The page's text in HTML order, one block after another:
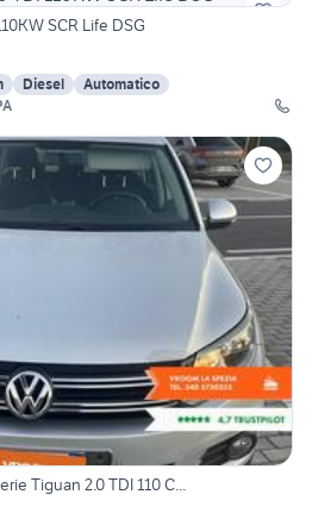
SCR Life DSG
Diesel
Automatico
Tiguan 2.0 TDI 110 C...